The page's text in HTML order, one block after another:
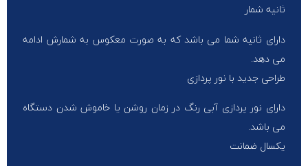
ثانیه شمار
دارای ثانیه شما می باشد که به صورت معکوس به شمارش ادامه
می دهد.
طراحی جدید با نور پردازی
دارای نور پردازی آبی رنگ در زمان روشن یا خاموش شدن دستگاه
می باشد.
یکسال ضمانت